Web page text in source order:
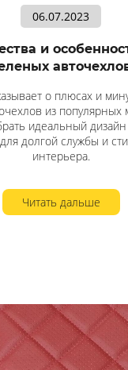
06.07.2023
и
о плюсах и
из популярных
идеальный дизайн
долгой службы и
интерьера.
Читать дальше